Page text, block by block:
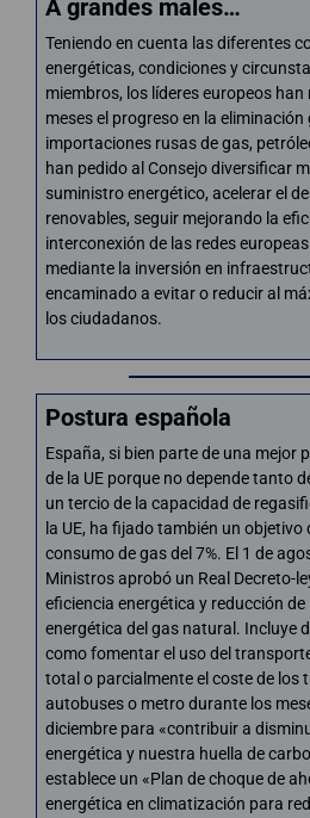
A grandes males…
Teniendo en cuenta las diferentes
energéticas, condiciones y
miembros, los líderes europeos
meses el progreso en la
importaciones rusas de gas,
han pedido al Consejo diversificar
suministro energético, acelerar el
renovables, seguir mejorando la
interconexión de las redes
mediante la inversión en
encaminado a evitar o reducir al
los ciudadanos.
Postura española
España, si bien parte de una mejor
de la UE porque no depende tanto
un tercio de la capacidad de
la UE, ha fijado también un objetivo
consumo de gas del 7%. El 1 de
Ministros aprobó un Real Decreto-
eficiencia energética y reducción de
energética del gas natural. Incluye
como fomentar el uso del
total o parcialmente el coste de los
autobuses o metro durante los
diciembre para «contribuir a
energética y nuestra huella de
establece un «Plan de choque de
energética en climatización para